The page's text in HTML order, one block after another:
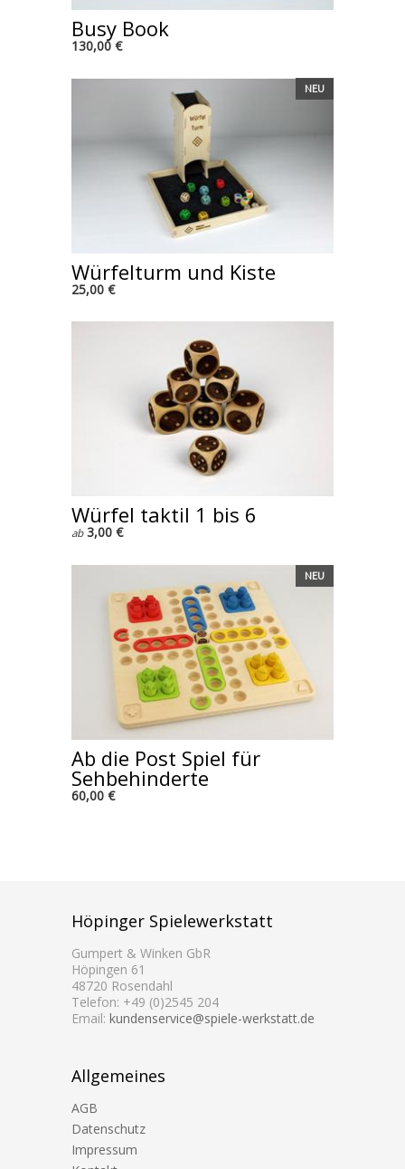
Busy Book
130,00 €
NEU
Würfelturm und Kiste
25,00 €
Würfel taktil 1 bis 6
ab3,00 €
NEU
Ab die Post Spiel für
Sehbehinderte
60,00 €
Höpinger Spielewerkstatt
Gumpert & Winken GbR
Höpingen 61
48720 Rosendahl
Telefon: +49 (0)2545 204
Email: kundenservice@spiele-werkstatt.de
Allgemeines
AGB
Datenschutz
Impressum